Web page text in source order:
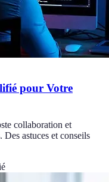
pour Votre
collaboration et
astuces et conseils